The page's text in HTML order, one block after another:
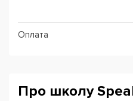
Оплата
Про школу